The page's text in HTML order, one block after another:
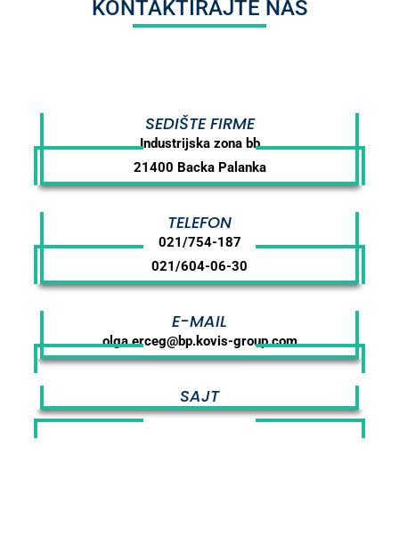
KONTAKTIRAJTE NAS
SEDIŠTE FIRME
Industrijska zona bb
21400 Backa Palanka
TELEFON
021/754-187
021/604-06-30
E-MAIL
olga.erceg@bp.kovis-group.com
SAJT